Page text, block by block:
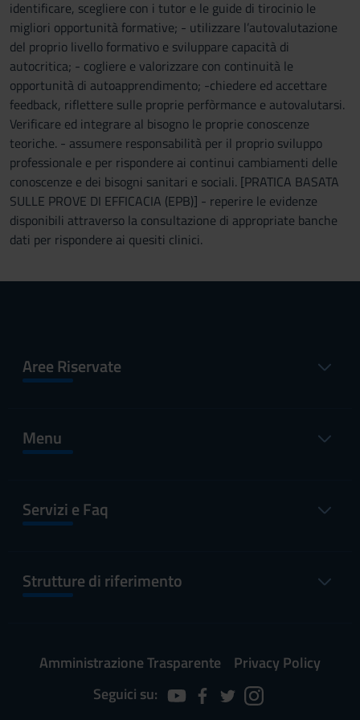
identificare, scegliere con i tutor e le guide di tirocinio le
migliori opportunità formative; - utilizzare l’autovalutazione
del proprio livello formativo e sviluppare capacità di
autocritica; - cogliere e valorizzare con continuità le
opportunità di autoapprendimento; -chiedere ed accettare
feedback, riflettere sulle proprie perfòrmance e autovalutarsi.
Verificare ed integrare al bisogno le proprie conoscenze
teoriche. - assumere responsabilità per il proprio sviluppo
professionale e per rispondere ai continui cambiamenti delle
conoscenze e dei bisogni sanitari e sociali. [PRATICA BASATA
SULLE PROVE DI EFFICACIA (EPB)] - reperire le evidenze
disponibili attraverso la consultazione di appropriate banche
dati per rispondere ai quesiti clinici.
Aree Riservate
Menu
Servizi e Faq
Strutture di riferimento
Amministrazione Trasparente
Privacy Policy
Seguici su: